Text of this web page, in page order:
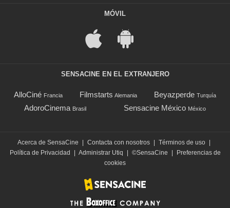
MÓVIL
SENSACINE EN EL EXTRANJERO
AlloCiné Francia Filmstarts Alemania Beyazperde Turquía
AdoroCinema Brasil Sensacine México México
Acerca de SensaCine Contacta con nosotros Términos de uso
Política de Privacidad
Administrar Utiq ©SensaCine
Preferencias de
cookies